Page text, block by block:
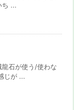
ち ...
石が使う/使わな
じが ...